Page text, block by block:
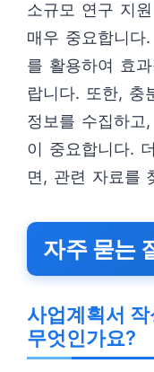
소규모 연구 지
매우 중요합니다
를 활용하여 효
랍니다. 또한, 충
정보를 수집하고
이 중요합니다.
면, 관련 자료를
자주 묻는
사업계획서
무엇인가요?